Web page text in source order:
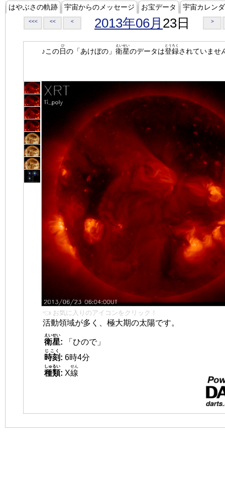
はやぶさの軌跡 宇宙からのメッセージ お宝データ 宇宙カレン
<<< << < 2013年06月 23日 >
♪この日
ひ
の「あけぼの」 衛星
えいせい
のデータは登録
とうろく
されていませ
👈 お気に入りのアイコンをクリック！
活動領域が多く、極大期の太陽です。
衛星
えいせい
:
「ひので」
時刻
じこく
: 6時4分
種類
しゅるい
: X線
せん